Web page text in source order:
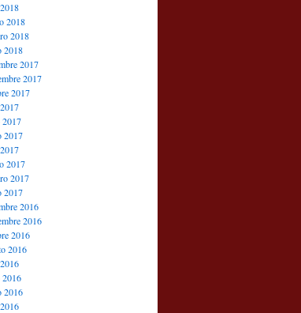
2018
2018
2018
2017
2017
2017
2017
2017
2017
2017
2016
2016
2016
2016
2016